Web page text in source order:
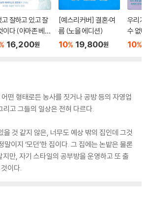
고 잘하고 있고 잘
이다 (아마존 베스
기념 전면 개정
16,200원
[예스리커버] 결혼·여
름 (노을 에디션)
10% 19,800원
우리가
수 없다면
10%
떤 형태로든 농사를 짓거나 공방 등의 자영업
리고 그들의 일상은 전혀 다르다.
것 같지 않은, 너무도 예상 밖의 집인데 그것
이지 ‘모던’한 집이다. 그 집에는 논밭은 물론
만, 자기 스타일의 공부방을 운영하고 또 출
이다.